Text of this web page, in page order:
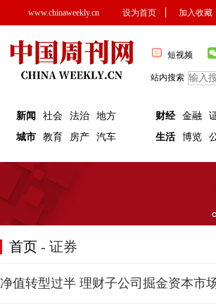
www.chinaweekly.cn 设为首页 加入收藏
短视频
站内搜索
新闻 社会 法治
地方
城市
教育 房产 汽车
财经 金融
生活
博览
首页 - 证券
净值转型过半 理财子公司掘金资本市